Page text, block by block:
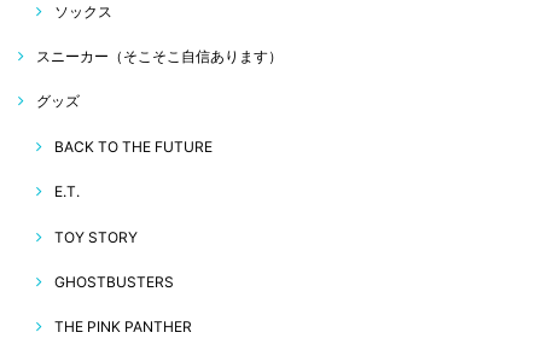
ソックス
スニーカー（そこそこ自信あります）
グッズ
BACK TO THE FUTURE
E.T.
TOY STORY
GHOSTBUSTERS
THE PINK PANTHER